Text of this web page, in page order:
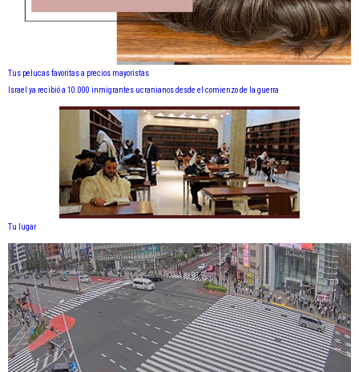
Tus pelucas favoritas a precios mayoristas
Israel ya recibió a 10.000 inmigrantes ucranianos desde el comienzo de la guerra
Tu lugar